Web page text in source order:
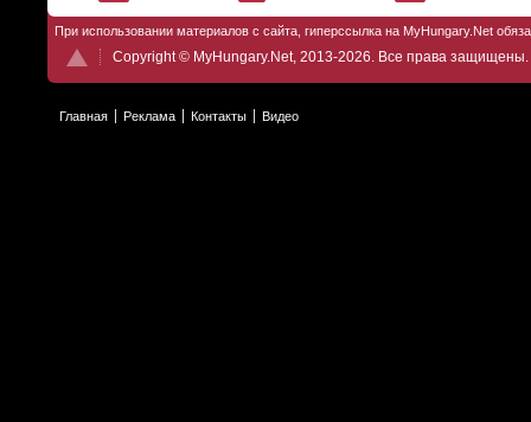
При использовании материалов с сайта, гиперссылка на MyHungary.Net
Copyright © MyHungary.Net, 2013-2026. Все права защищены.
Главная Реклама Контакты Видео